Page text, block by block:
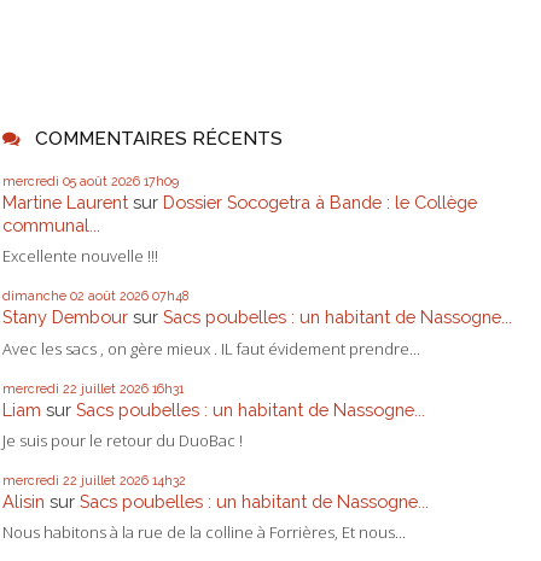
COMMENTAIRES RÉCENTS
mercredi 05 août 2026 17h09
Martine Laurent sur Dossier Socogetra à Bande : le Collège
communal...
Excellente nouvelle !!!
dimanche 02 août 2026 07h48
Stany Dembour sur Sacs poubelles : un habitant de Nassogne...
Avec les sacs , on gère mieux . IL faut évidement prendre...
mercredi 22 juillet 2026 16h31
Liam sur Sacs poubelles : un habitant de Nassogne...
Je suis pour le retour du DuoBac !
mercredi 22 juillet 2026 14h32
Alisin sur Sacs poubelles : un habitant de Nassogne...
Nous habitons à la rue de la colline à Forrières, Et nous...